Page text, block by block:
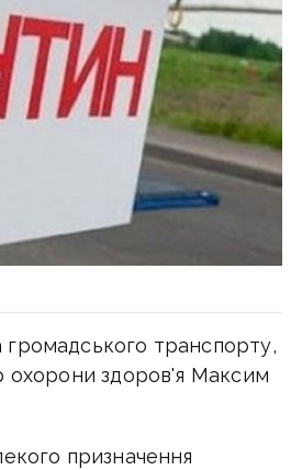
громадського транспорту,
охорони здоров'я Максим
призначення